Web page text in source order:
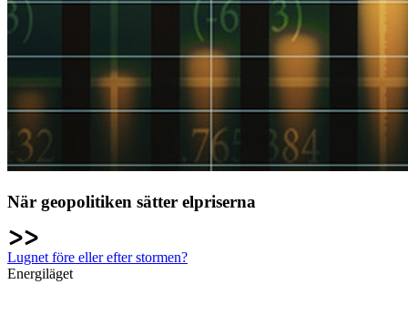
När geopolitiken sätter elpriserna
Lugnet före eller efter stormen?
Energiläget